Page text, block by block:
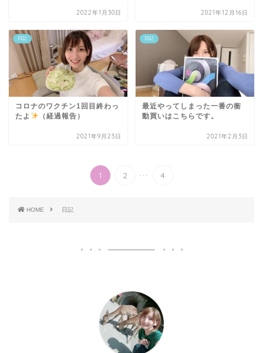
2022年1月30日 2021年12月16日
日記
コロナのワクチン1回目終わっ
たよ
（経過報告）
2021年9月23日
日記
最近やってしまった一番の衝
動買いはこちらです。
2021年2月3日
1 2 ... 4
HOME 日記